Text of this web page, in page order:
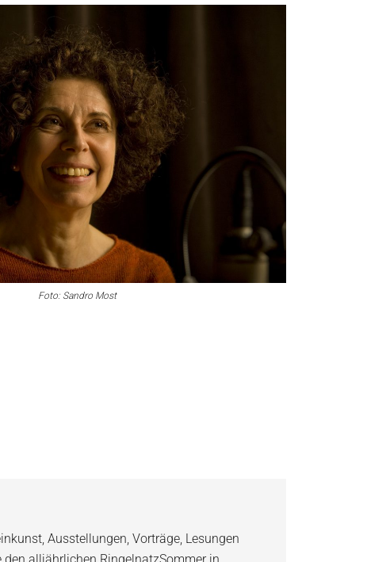
Foto: Sandro Most
Ausstellungen, Vorträge, Lesungen
alljährlichen RingelnatzSommer in